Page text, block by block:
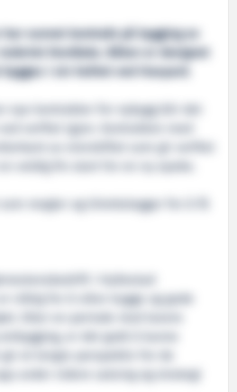
vunnet kontrakt på bygging av
Nordlaks. Båten er designet
i sin helhet ved Havyard.
nye kontrakter for nybygg blir det
verftet igjen. Kontrakten med
veldig fin start for en ny epoke.
megler og tilrettelegger for å få
i Hyllestad
viktig for å sikre trygge og gode
Etter en periode med lavere
er det godt å kunne
under videre satsing og strategi